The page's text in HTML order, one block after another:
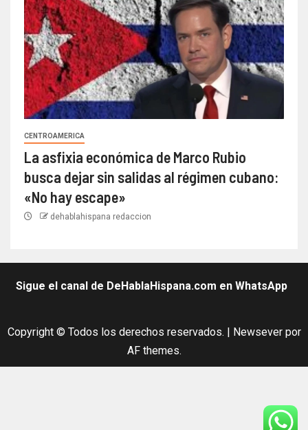
CENTROAMERICA
La asfixia económica de Marco Rubio
busca dejar sin salidas al régimen cubano:
«No hay escape»
dehablahispana redaccion
Sigue el canal de DeHablaHispana.com en WhatsApp
Copyright © Todos los derechos reservados. | Newseverpor
AF themes.